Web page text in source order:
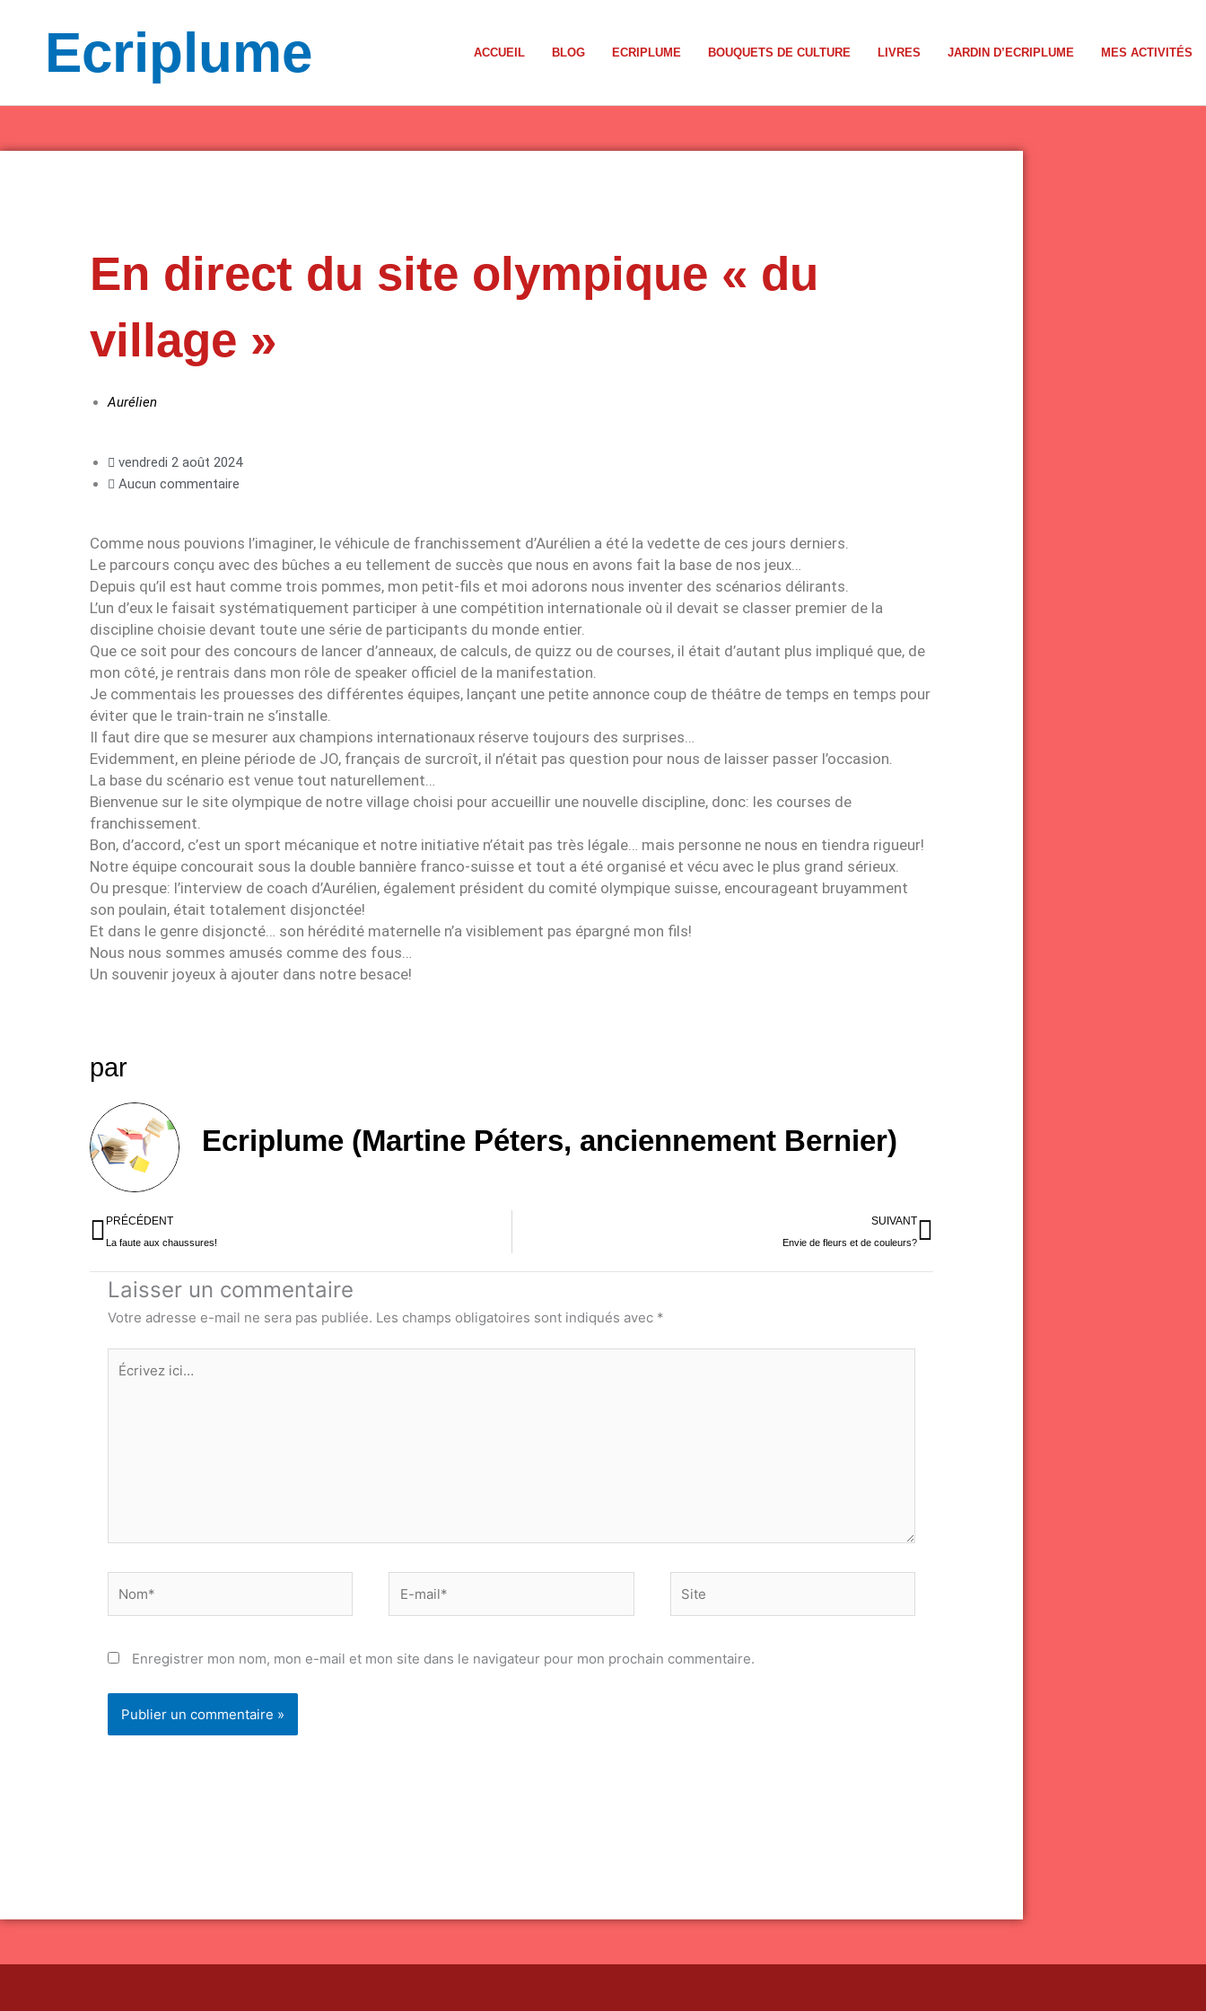
Ecriplume ACCUEIL BLOG ECRIPLUME BOUQUETS DE CULTURE LIVRES JARDIN D’ECRIPLUME MES ACTIVITÉS
En direct du site olympique « du
village »
Aurélien
vendredi 2 août 2024
Aucun commentaire
Comme nous pouvions l’imaginer, le véhicule de franchissement d’Aurélien a été la vedette de ces jours derniers.
Le parcours conçu avec des bûches a eu tellement de succès que nous en avons fait la base de nos jeux…
Depuis qu’il est haut comme trois pommes, mon petit-fils et moi adorons nous inventer des scénarios délirants.
L’un d’eux le faisait systématiquement participer à une compétition internationale où il devait se classer premier de la
discipline choisie devant toute une série de participants du monde entier.
Que ce soit pour des concours de lancer d’anneaux, de calculs, de quizz ou de courses, il était d’autant plus impliqué que, de
mon côté, je rentrais dans mon rôle de speaker officiel de la manifestation.
Je commentais les prouesses des différentes équipes, lançant une petite annonce coup de théâtre de temps en temps pour
éviter que le train-train ne s’installe.
Il faut dire que se mesurer aux champions internationaux réserve toujours des surprises…
Evidemment, en pleine période de JO, français de surcroît, il n’était pas question pour nous de laisser passer l’occasion.
La base du scénario est venue tout naturellement…
Bienvenue sur le site olympique de notre village choisi pour accueillir une nouvelle discipline, donc: les courses de
franchissement.
Bon, d’accord, c’est un sport mécanique et notre initiative n’était pas très légale… mais personne ne nous en tiendra rigueur!
Notre équipe concourait sous la double bannière franco-suisse et tout a été organisé et vécu avec le plus grand sérieux.
Ou presque: l’interview de coach d’Aurélien, également président du comité olympique suisse, encourageant bruyamment
son poulain, était totalement disjonctée!
Et dans le genre disjoncté… son hérédité maternelle n’a visiblement pas épargné mon fils!
Nous nous sommes amusés comme des fous…
Un souvenir joyeux à ajouter dans notre besace!
par
Ecriplume (Martine Péters, anciennement Bernier)
Précédent
PRÉCÉDENT
La faute aux chaussures!
SUIVANT
Envie de fleurs et de couleurs?
Suivant
Laisser un commentaire
Votre adresse e-mail ne sera pas publiée. Les champs obligatoires sont indiqués avec *
Écrivez
ici…
mail*
Enregistrer mon nom, mon e-mail et mon site dans le navigateur pour mon prochain commentaire.